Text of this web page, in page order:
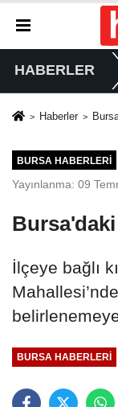
HABERLER
Haberler
BURSA HABERLERI
Yayınlanma: 09
Bursa'daki
İlçeye bağlı
BURSA HABERLERI